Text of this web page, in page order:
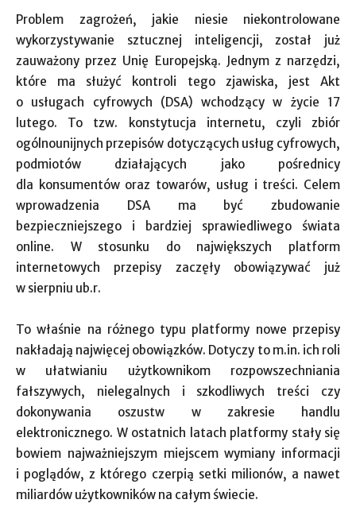
Problem zagrożeń, jakie niesie niekontrolowane
wykorzystywanie sztucznej inteligencji, został już
zauważony przez Unię Europejską. Jednym z narzędzi,
które ma służyć kontroli tego zjawiska, jest Akt
o usługach cyfrowych (DSA) wchodzący w życie 17
lutego. To tzw. konstytucja internetu, czyli zbiór
ogólnounijnych przepisów dotyczących usług cyfrowych,
podmiotów działających jako pośrednicy
dla konsumentów oraz towarów, usług i treści. Celem
wprowadzenia DSA ma być zbudowanie
bezpieczniejszego i bardziej sprawiedliwego świata
online. W stosunku do największych platform
internetowych przepisy zaczęły obowiązywać już
w sierpniu ub.r.
To właśnie na różnego typu platformy nowe przepisy
nakładają najwięcej obowiązków. Dotyczy to m.in. ich roli
w ułatwianiu użytkownikom rozpowszechniania
fałszywych, nielegalnych i szkodliwych treści czy
dokonywania oszustw w zakresie handlu
elektronicznego. W ostatnich latach platformy stały się
bowiem najważniejszym miejscem wymiany informacji
i poglądów, z którego czerpią setki milionów, a nawet
miliardów użytkowników na całym świecie.